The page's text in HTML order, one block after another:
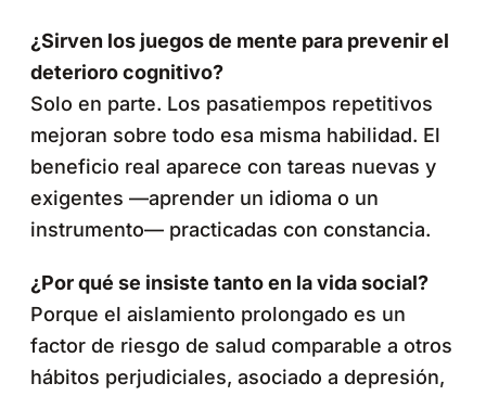
¿Sirven los juegos de mente para prevenir el
deterioro cognitivo?
Solo en parte. Los pasatiempos repetitivos
mejoran sobre todo esa misma habilidad. El
beneficio real aparece con tareas nuevas y
exigentes —aprender un idioma o un
instrumento— practicadas con constancia.
¿Por qué se insiste tanto en la vida social?
Porque el aislamiento prolongado es un
factor de riesgo de salud comparable a otros
hábitos perjudiciales, asociado a depresión,